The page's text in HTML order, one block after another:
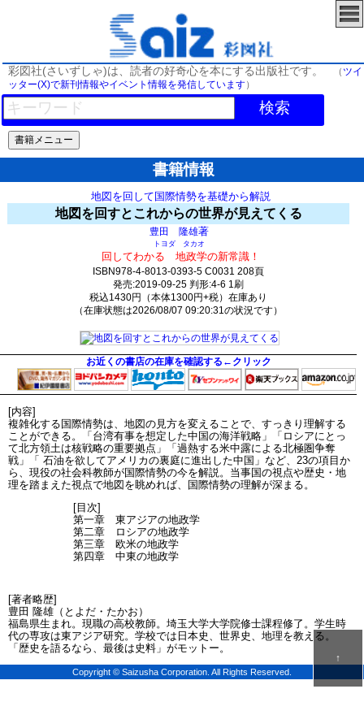
彩図社(さいずしゃ)は、読者の好奇心を本にする出版社です。 （ ツイ
ッター(X)で新刊情報やイベント情報を発信しています）
検索
書籍情報
地図を回して国際情勢を基礎から解説
地図を回すとこれからの世界が見えてくる
豊田 隆雄著
トヨダ タカオ
回してわかる 地政学の新常識！
ISBN978-4-8013-0393-5 C0031 208頁
発売:2019-09-25 判形:4-6 1刷
税込1430円（本体1300円+税）在庫あり
（在庫状態は2026/08/07 09:20:31の状況です）
お近くの書店の在庫を確認する←クリック
[内容]
複雑化する国際情勢は、地図の見方を変えることで、すっきり理解する
ことができる。「台湾有事を想定した中国の海洋戦略」「ロシアにとっ
て北方領土は核戦略の重要拠点」「過熱する米中露による北極圏争奪
戦」「 石油を欲してアメリカの裏庭に進出した中国」など、23の項目か
ら、現役の社会科教師が国際情勢の今を解説。当事国の視点や歴史・地
理を踏まえた視点で地図を眺めれば、国際情勢の理解が深まる。
[目次]
第一章 東アジアの地政学
第二章 ロシアの地政学
第三章 欧米の地政学
第四章 中東の地政学
[著者略歴]
豊田 隆雄（とよだ・たかお）
福島県生まれ。現職の高校教師。埼玉大学大学院修士課程修了。学生時
代の専攻は東アジア研究。学校では日本史、世界史、地理を教える。
「歴史を語るなら、最後は史料」がモットー。
↑
Copyright © Saizusha Corporation. All Rights Reserved.